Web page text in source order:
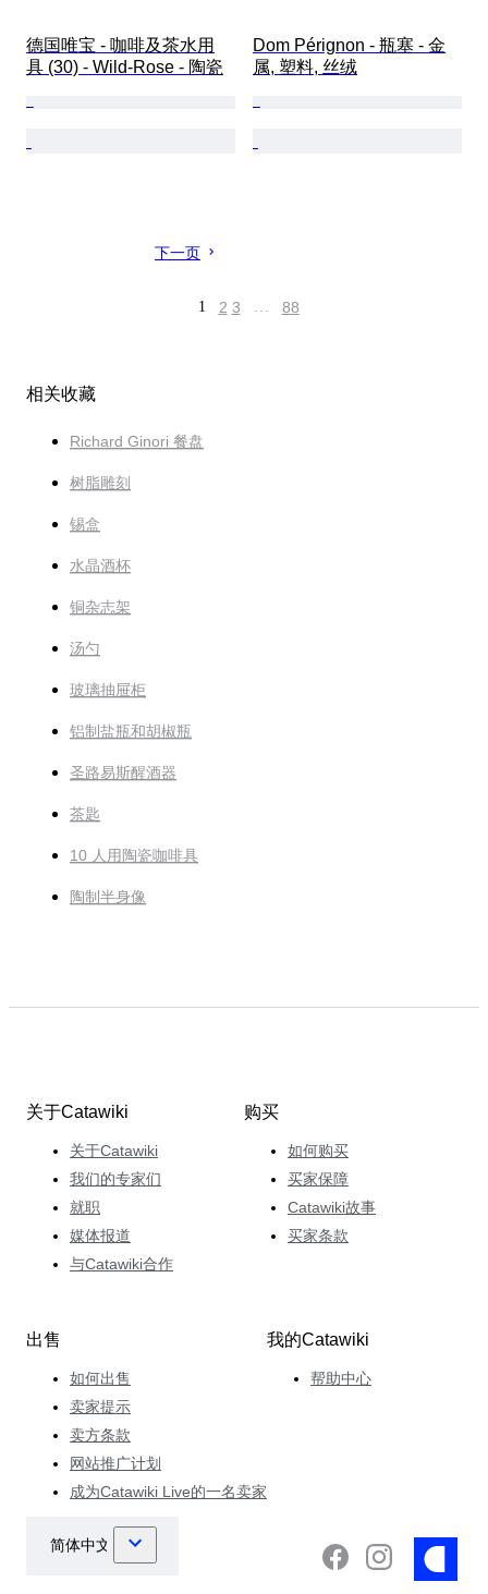
德国唯宝 - 咖啡及茶水用
具 (30) - Wild-Rose - 陶瓷
Dom Pérignon - 瓶塞 - 金
属, 塑料, 丝绒
下一页
1 2 3 … 88
相关收藏
Richard Ginori 餐盘
树脂雕刻
锡盒
水晶酒杯
铜杂志架
汤勺
玻璃抽屉柜
铝制盐瓶和胡椒瓶
圣路易斯醒酒器
茶匙
10 人用陶瓷咖啡具
陶制半身像
关于Catawiki
关于Catawiki
我们的专家们
就职
媒体报道
与Catawiki合作
购买
如何购买
买家保障
Catawiki故事
买家条款
出售
如何出售
卖家提示
卖方条款
网站推广计划
成为Catawiki Live的一名卖家
我的Catawiki
帮助中心